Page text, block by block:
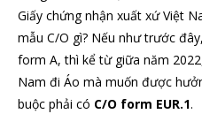
Giấy chứng nhận xuất xứ Việt
mẫu C/O gì? Nếu như trước
form A, thì kể từ giữa năm
Nam đi Áo mà muốn được
buộc phải có C/O form EUR.1.